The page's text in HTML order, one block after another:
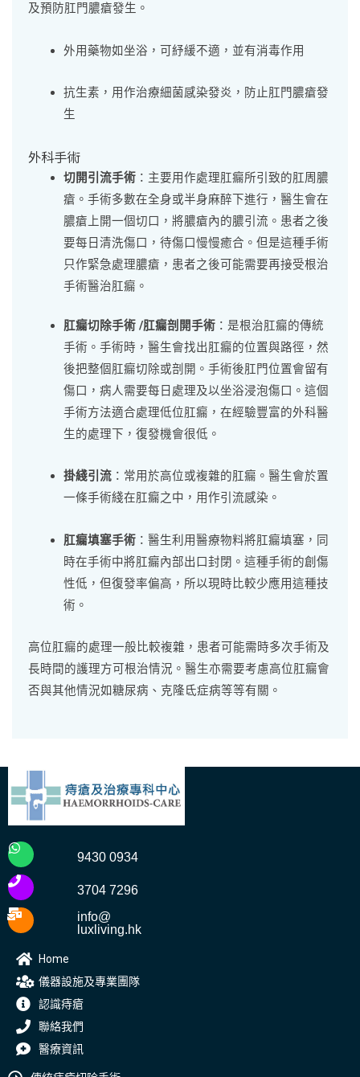
及預防肛門膿瘡發生。
外用藥物如坐浴，可紓緩不適，並有消毒作用
抗生素，用作治療細菌感染發炎，防止肛門膿瘡發
生
外科手術
切開引流手術：主要用作處理肛瘺所引致的肛周膿
瘡。手術多數在全身或半身麻醉下進行，醫生會在
膿瘡上開一個切口，將膿瘡內的膿引流。患者之後
要每日清洗傷口，待傷口慢慢癒合。但是這種手術
只作緊急處理膿瘡，患者之後可能需要再接受根治
手術醫治肛瘺。
肛瘺切除手術 /肛瘺剖開手術：是根治肛瘺的傳統
手術。手術時，醫生會找出肛瘺的位置與路徑，然
後把整個肛瘺切除或剖開。手術後肛門位置會留有
傷口，病人需要每日處理及以坐浴浸泡傷口。這個
手術方法適合處理低位肛瘺，在經驗豐富的外科醫
生的處理下，復發機會很低。
掛綫引流：常用於高位或複雜的肛瘺。醫生會於置
一條手術綫在肛瘺之中，用作引流感染。
肛瘺填塞手術：醫生利用醫療物料將肛瘺填塞，同
時在手術中將肛瘺內部出口封閉。這種手術的創傷
性低，但復發率偏高，所以現時比較少應用這種技
術。
高位肛瘺的處理一般比較複雜，患者可能需時多次手術及
長時間的護理方可根治情況。醫生亦需要考慮高位肛瘺會
否與其他情況如糖尿病、克隆氐症病等等有關。
9430 0934
3704 7296
info@
luxliving.hk
Home
儀器設施及專業團隊
認識痔瘡
聯絡我們
醫療資訊